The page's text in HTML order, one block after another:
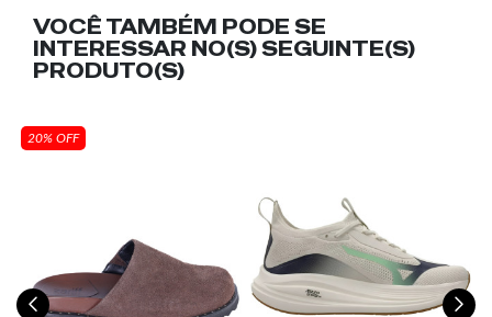
VOCÊ TAMBÉM PODE SE
INTERESSAR NO(S) SEGUINTE(S)
PRODUTO(S)
20% OFF